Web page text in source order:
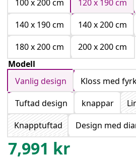
100 x 200 cm
120 x 190 cm
140 x 190 cm
140 x 200 cm
180 x 200 cm
200 x 200 cm
Modell
Vanlig design
Kloss med
Tuftad design
knappar
Knapptuftad
Design med
7,991 kr